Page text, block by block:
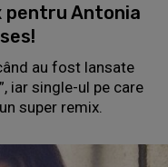
pentru Antonia
au fost lansate
iar single-ul pe care
super remix.